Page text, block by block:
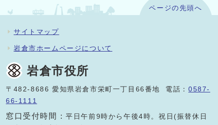
ページの先頭へ
サイトマップ
岩倉市ホームページについて
岩倉市役所
〒482-8686 愛知県岩倉市栄町一丁目66番地 電話：0587-
66-1111
窓口受付時間：平日午前9時から午後4時。祝日(振替休日